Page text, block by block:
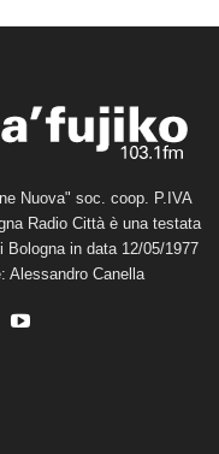
Nuova" soc. coop. P.IVA
Radio Città è una testata
in data 12/05/1977
Alessandro Canella